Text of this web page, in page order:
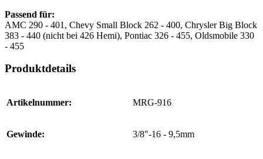
Passend für:
AMC 290 - 401, Chevy Small Block 262 - 400, Chrysler Big Block
383 - 440 (nicht bei 426 Hemi), Pontiac 326 - 455, Oldsmobile 330
- 455
Produktdetails
Artikelnummer: MRG-916
Gewinde: 3/8"-16 - 9,5mm